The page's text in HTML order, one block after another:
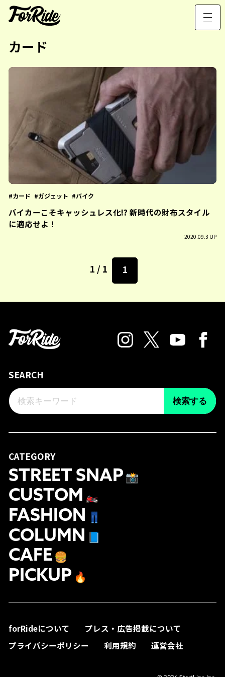
カード
カード ガジェット バイク
バイカーこそキャッシュレス化!? 新時代の財布スタイル
に適応せよ！
2020.09.3 UP
1 / 1 1
SEARCH
検索する
CATEGORY
STREET SNAP 📸
CUSTOM 🏍
FASHION 👖
COLUMN
CAFE 🍔
PICKUP 🔥
forRideについて
プレス・広告掲載について
プライバシーポリシー
利用規約 運営会社